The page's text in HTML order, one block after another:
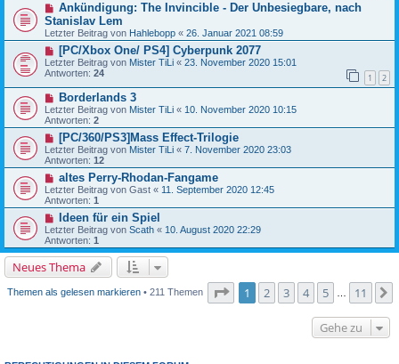
Ankündigung: The Invincible - Der Unbesiegbare, nach
Stanislav Lem
Letzter Beitrag von Hahlebopp « 26. Januar 2021 08:59
[PC/Xbox One/ PS4] Cyberpunk 2077
Letzter Beitrag von Mister TiLi « 23. November 2020 15:01
Antworten: 24 1 2
Borderlands 3
Letzter Beitrag von Mister TiLi « 10. November 2020 10:15
Antworten: 2
[PC/360/PS3]Mass Effect-Trilogie
Letzter Beitrag von Mister TiLi « 7. November 2020 23:03
Antworten: 12
altes Perry-Rhodan-Fangame
Letzter Beitrag von Gast « 11. September 2020 12:45
Antworten: 1
Ideen für ein Spiel
Letzter Beitrag von Scath « 10. August 2020 22:29
Antworten: 1
Neues Thema
Themen als gelesen markieren• 211 Themen Seite von
1 2 3 4 5 11
Gehe zu